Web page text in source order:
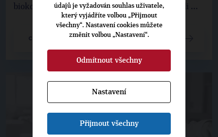
biokoupaliště. Přípravy pokračují, radní hledali ...
CELÝ ČLÁNEK
údajů je vyžadován souhlas uživatele,
který vyjádříte volbou „Přijmout
všechny“. Nastavení cookies můžete
změnit volbou „Nastavení“.
Odmítnout všechny
Nastavení
Přijmout všechny